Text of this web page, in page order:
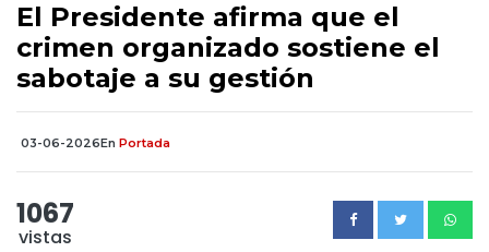
El Presidente afirma que el
crimen organizado sostiene el
sabotaje a su gestión
03-06-2026En Portada
1067
vistas